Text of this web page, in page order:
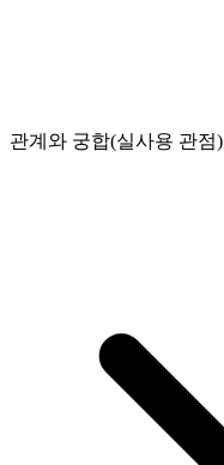
관계와 궁합(실사용 관점)